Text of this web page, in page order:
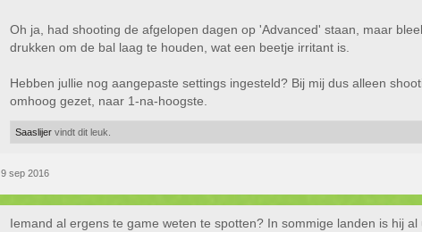
Oh ja, had shooting de afgelopen dagen op 'Advanced' staan, maar
drukken om de bal laag te houden, wat een beetje irritant is.
Hebben jullie nog aangepaste settings ingesteld? Bij mij dus alleen
omhoog gezet, naar 1-na-hoogste.
9 sep 2016
Saaslijer vindt dit leuk.
Iemand al ergens te game weten te spotten? In sommige landen is hij